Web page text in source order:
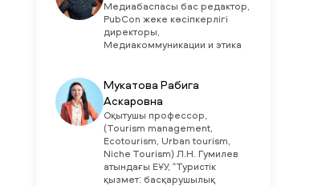
Медиабаспасы бас редактор,
PubCon жеке кәсіпкерлігі
директоры,
Медиакоммуникации и этика
Мукатова Рабига
Аскаровна
Оқытушы профессор,
(Tourism management,
Ecotourism, Urban tourism,
Niche Tourism) Л.Н. Гумилев
атындағы ЕҰУ, “Туристік
қызмет: басқарушылық